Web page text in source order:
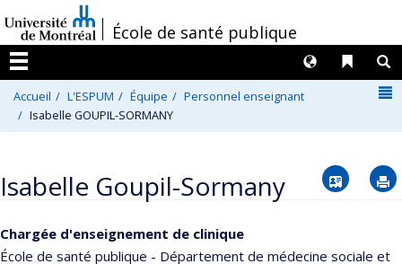
au
contenu
/École de santé publique
Menu
Liens
Langues
Accueil L'ESPUM Équipe
Personnel enseignant
Isabelle GOUPIL-SORMANY
Isabelle Goupil-Sormany Vcard
Chargée d'enseignement de clinique
École de santé publique - Département de médecine sociale et